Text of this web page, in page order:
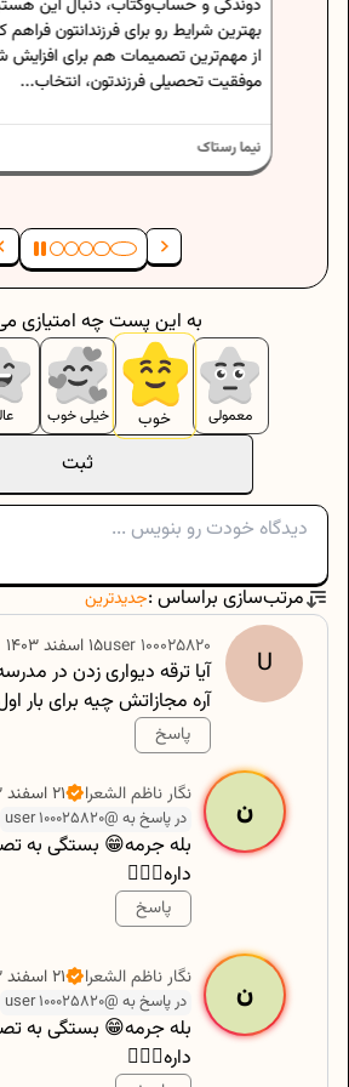
این هستین که
فراهم کنین. یکی
افزایش شانس
نیما رستاک
ثبت
معمولی خوب خیلی خوب
به این پست چه امتیازی
مرتب‌سازی براساس :جدیدترین
U
user100025820 ۱۵ اسفند ۱۴۰۳
آیا ترقه دیواری زدن در
آره مجازاتش چیه برای بار
پاسخ
ن نگارناظم الشعرا ۲۱ اسفند ۱۴۰۳
در پاسخ به @user 100025820
بله جرمه😁 بستگی به
داره🤦🏻‍♂️
پاسخ
ن نگارناظم الشعرا ۲۱ اسفند ۱۴۰۳
در پاسخ به @user 100025820
بله جرمه😁 بستگی به
داره🤦🏻‍♂️